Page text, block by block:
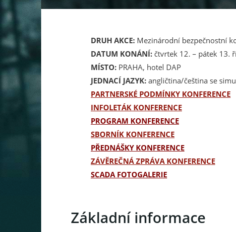
DRUH AKCE: Mezinárodní bezpečnostní
DATUM KONÁNÍ: čtvrtek 12. – pátek 13.
MÍSTO: PRAHA, hotel DAP
JEDNACÍ JAZYK: angličtina/čeština se
PARTNERSKÉ PODMÍNKY KONFERENCE
INFOLETÁK KONFERENCE
PROGRAM KONFERENCE
SBORNÍK KONFERENCE
PŘEDNÁŠKY KONFERENCE
ZÁVĚREČNÁ ZPRÁVA KONFERENCE
SCADA FOTOGALERIE
Základní informace